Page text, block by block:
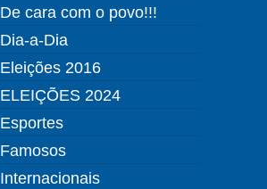
De cara com o povo!!!
Dia-a-Dia
Eleições 2016
ELEIÇÕES 2024
Esportes
Famosos
Internacionais